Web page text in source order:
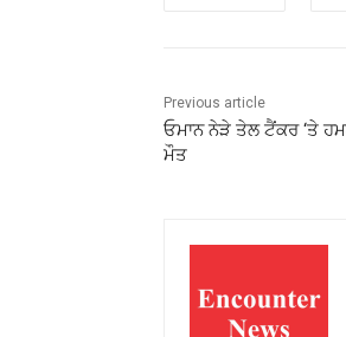
Previous article
ਓਮਾਨ ਨੇੜੇ ਤੇਲ ਟੈਂਕਰ ‘ਤੇ
ਮੌਤ